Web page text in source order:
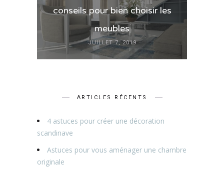
conseils pour bien choisir les
meubles
JUILLET 7, 2019
ARTICLES RÉCENTS
4 astuces pour créer une décoration
scandinave
Astuces pour vous aménager une chambre
originale